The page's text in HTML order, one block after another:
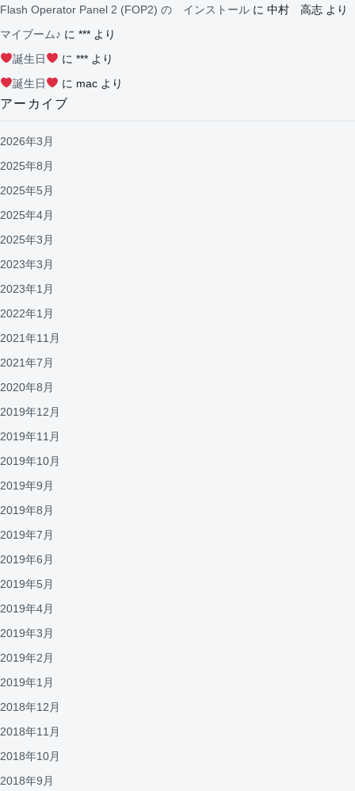
Flash Operator Panel 2 (FOP2) の インストール に 中村 高志 より
マイブーム♪ に *** より
誕生日
に ***より
誕生日
に macより
アーカイブ
2026年3月
2025年8月
2025年5月
2025年4月
2025年3月
2023年3月
2023年1月
2022年1月
2021年11月
2021年7月
2020年8月
2019年12月
2019年11月
2019年10月
2019年9月
2019年8月
2019年7月
2019年6月
2019年5月
2019年4月
2019年3月
2019年2月
2019年1月
2018年12月
2018年11月
2018年10月
2018年9月